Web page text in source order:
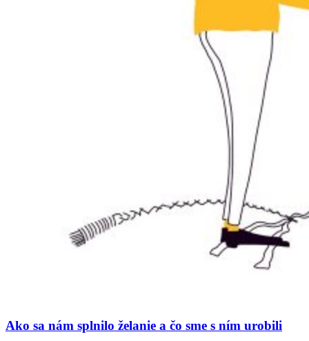
Ako sa nám splnilo želanie a čo sme s ním urobili